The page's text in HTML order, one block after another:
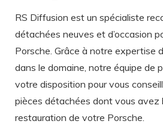
RS Diffusion est un spécialiste
détachées neuves et d’occasion
Porsche. Grâce à notre expertise
dans le domaine, notre équipe de
votre disposition pour vous
pièces détachées dont vous avez
restauration de votre Porsche.